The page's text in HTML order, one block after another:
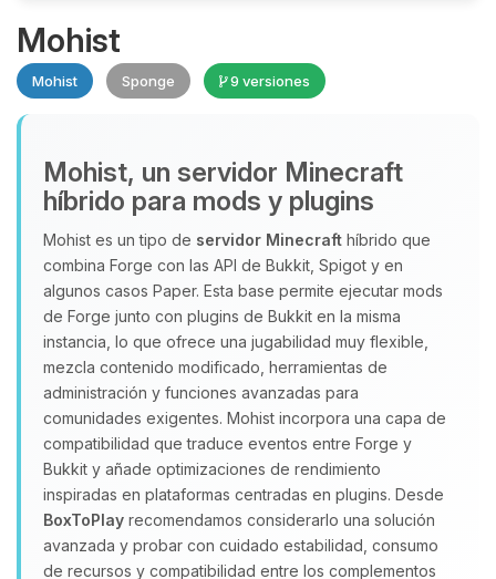
Mohist
Mohist Sponge 9 versiones
Mohist, un servidor Minecraft
híbrido para mods y plugins
Mohist es un tipo de servidor Minecraft híbrido que
combina Forge con las API de Bukkit, Spigot y en
algunos casos Paper. Esta base permite ejecutar mods
de Forge junto con plugins de Bukkit en la misma
instancia, lo que ofrece una jugabilidad muy flexible,
mezcla contenido modificado, herramientas de
administración y funciones avanzadas para
comunidades exigentes. Mohist incorpora una capa de
compatibilidad que traduce eventos entre Forge y
Bukkit y añade optimizaciones de rendimiento
inspiradas en plataformas centradas en plugins. Desde
BoxToPlay recomendamos considerarlo una solución
avanzada y probar con cuidado estabilidad, consumo
de recursos y compatibilidad entre los complementos
Yupi, por fin alguien con quien
hablar! Soy Choupy, tu pequeno
asistente de BoxToPlay. Cuentame
que necesitas y moveré mis
pequenos circuitos para ayudarte.
09/08/2026 08:24